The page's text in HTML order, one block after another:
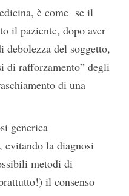
è come se il
il paziente, dopo aver
del soggetto,
di rafforzamento” degli
di una
generica
evitando la diagnosi
metodi di
il consenso